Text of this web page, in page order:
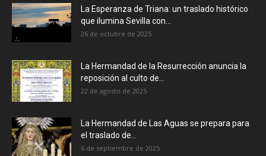
La Esperanza de Triana: un traslado histórico
que ilumina Sevilla con...
26 de octubre de 2025
La Hermandad de la Resurrección anuncia la
reposición al culto de...
22 de agosto de 2025
La Hermandad de Las Aguas se prepara para
el traslado de...
6 de septiembre de 2025